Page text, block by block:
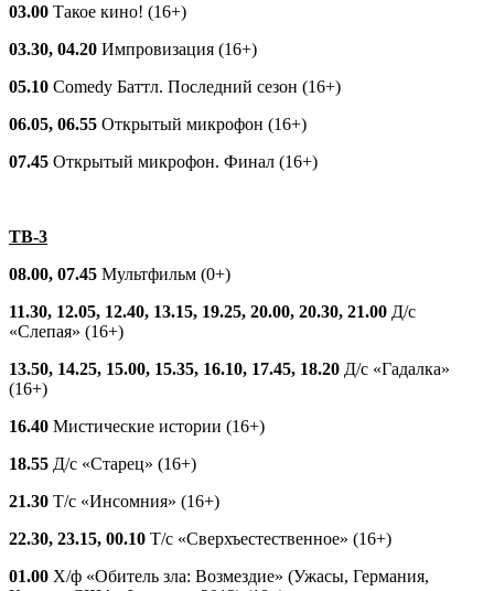
03.00 Такое кино! (16+)
03.30, 04.20 Импровизация (16+)
05.10 Comedy Баттл. Последний сезон (16+)
06.05, 06.55 Открытый микрофон (16+)
07.45 Открытый микрофон. Финал (16+)
ТВ-3
08.00, 07.45 Мультфильм (0+)
11.30, 12.05, 12.40, 13.15, 19.25, 20.00, 20.30, 21.00 Д/с
«Слепая» (16+)
13.50, 14.25, 15.00, 15.35, 16.10, 17.45, 18.20 Д/с «Гадалка»
(16+)
16.40 Мистические истории (16+)
18.55 Д/с «Старец» (16+)
21.30 Т/с «Инсомния» (16+)
22.30, 23.15, 00.10 Т/с «Сверхъестественное» (16+)
01.00 Х/ф «Обитель зла: Возмездие» (Ужасы, Германия,